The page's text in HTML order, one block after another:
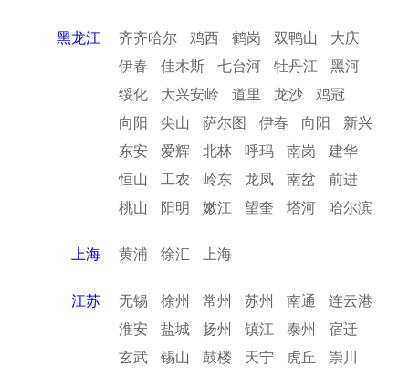
黑龙江 齐齐哈尔 鸡西 鹤岗 双鸭山
大庆
伊春
佳木斯 七台河 牡丹江
黑河
绥化
大兴安岭 道里 龙沙
鸡冠
向阳
尖山 萨尔图 伊春 向阳
新兴
东安
爱辉 北林 呼玛 南岗
建华
恒山
工农 岭东 龙凤 南岔
前进
桃山
阳明 嫩江 望奎 塔河 哈尔滨
上海 黄浦 徐汇 上海
江苏 无锡 徐州 常州 苏州 南通
连云港
淮安
盐城 扬州 镇江 泰州
宿迁
玄武
锡山 鼓楼 天宁 虎丘
崇川